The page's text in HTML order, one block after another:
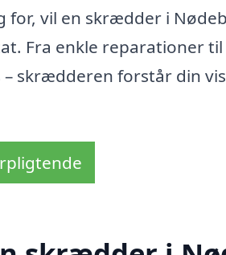
for, vil en skrædder i
Fra enkle reparationer
skrædderen forstår din